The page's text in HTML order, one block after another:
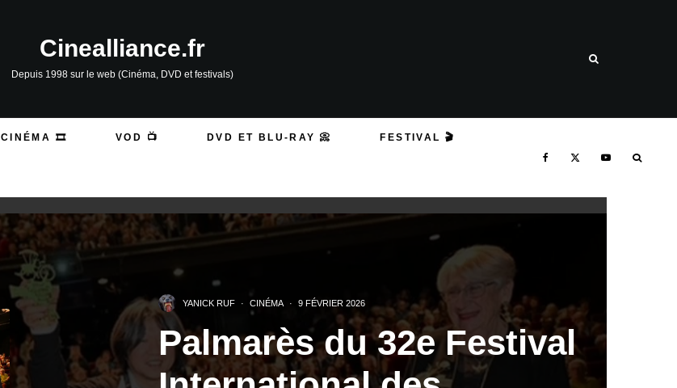
Cinealliance.fr
Depuis 1998 sur le web (Cinéma, DVD et festivals)
CINÉMA 🎞️ VOD 📺 DVD ET BLU-RAY 📀 FESTIVAL 🎬
YANICK RUF · CINÉMA · 9 FÉVRIER 2026
Palmarès du 32e Festival